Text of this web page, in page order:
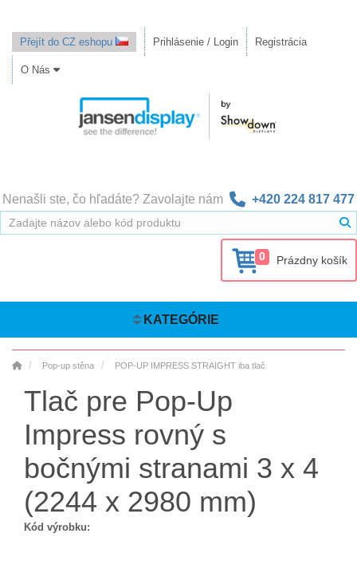
Přejít do CZ eshopu Prihlásenie / Login Registrácia
O Nás
Nenašli ste, čo hľadáte? Zavolajte nám +420 224 817 477
0 Prázdny košík
KATEGÓRIE
Pop-up stěna POP-UP IMPRESS STRAIGHT iba tlač
Tlač pre Pop-Up
Impress rovný s
bočnými stranami 3 x 4
(2244 x 2980 mm)
Kód výrobku: